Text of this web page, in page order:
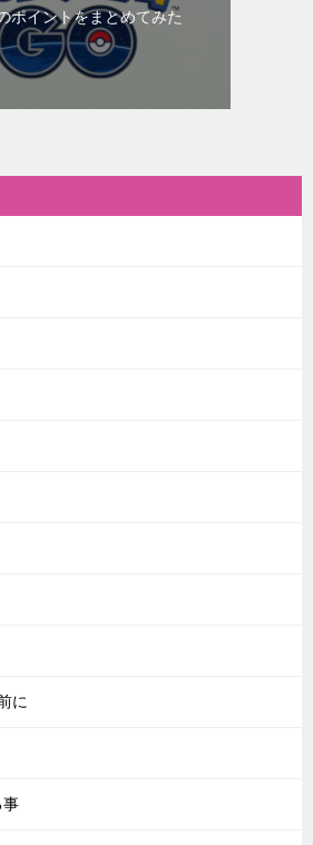
ポイントをまとめてみた
に
事